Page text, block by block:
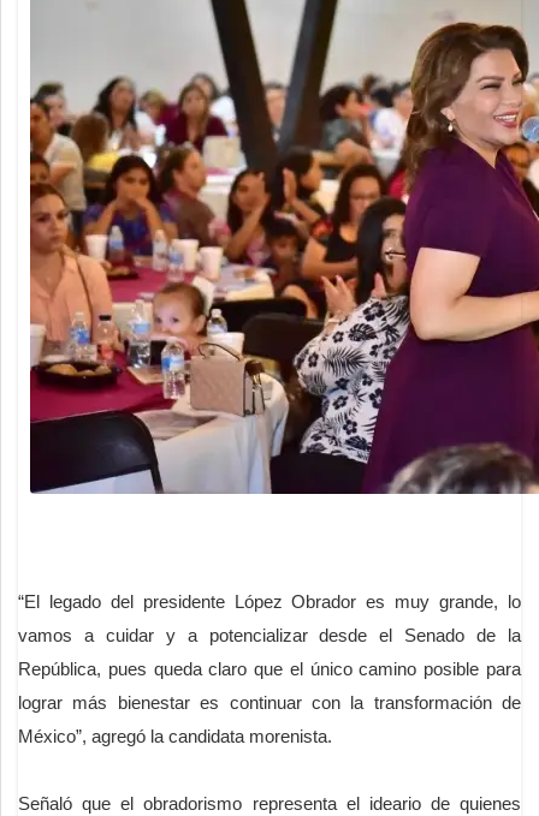
“El legado del presidente López Obrador es muy grande, lo
vamos a cuidar y a potencializar desde el Senado de la
República, pues queda claro que el único camino posible para
lograr más bienestar es continuar con la transformación de
México”, agregó la candidata morenista.
Señaló que el obradorismo representa el ideario de quienes